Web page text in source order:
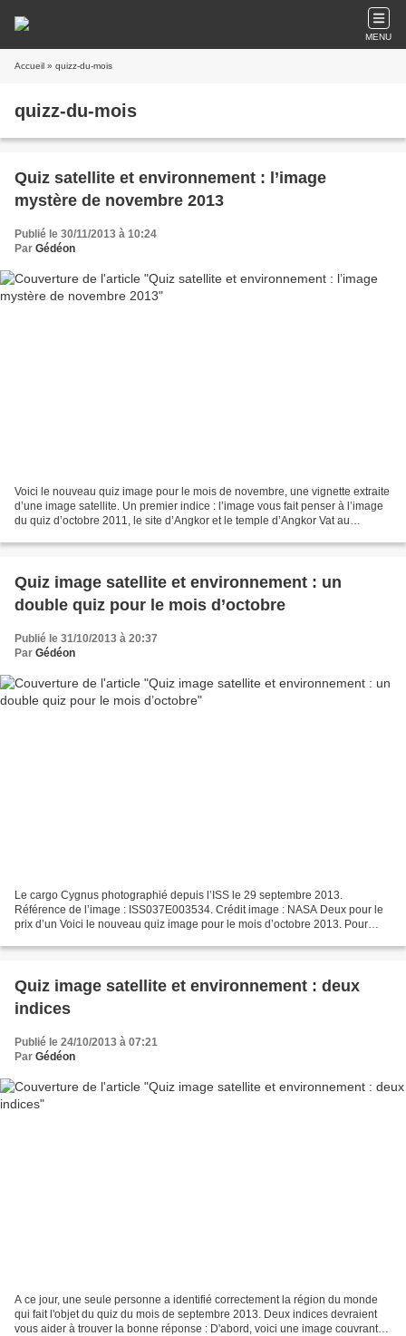
MENU
Accueil » quizz-du-mois
quizz-du-mois
Quiz satellite et environnement : l’image
mystère de novembre 2013
Publié le 30/11/2013 à 10:24
Par Gédéon
Voici le nouveau quiz image pour le mois de novembre, une vignette extraite
d’une image satellite. Un premier indice : l’image vous fait penser à l’image
du quiz d’octobre 2011, le site d’Angkor et le temple d’Angkor Vat au
Quiz image satellite et environnement : un
double quiz pour le mois d’octobre
Publié le 31/10/2013 à 20:37
Par Gédéon
Le cargo Cygnus photographié depuis l’ISS le 29 septembre 2013.
Référence de l’image : ISS037E003534. Crédit image : NASA Deux pour le
prix d’un Voici le nouveau quiz image pour le mois d’octobre 2013. Pour
Quiz image satellite et environnement : deux
indices
Publié le 24/10/2013 à 07:21
Par Gédéon
A ce jour, une seule personne a identifié correctement la région du monde
qui fait l'objet du quiz du mois de septembre 2013. Deux indices devraient
vous aider à trouver la bonne réponse : D'abord, voici une image couvrant